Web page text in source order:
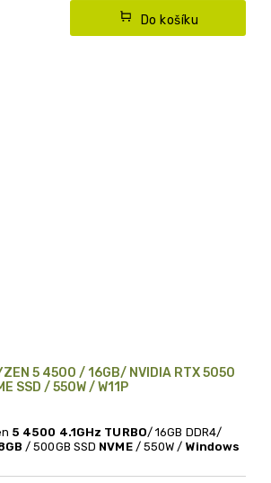
Do košíku
5 4500 / 16GB/ NVIDIA RTX 5050
SSD / 550W / W11P
5 4500 4.1GHz TURBO/ 16GB DDR4/
/ 500GB SSD NVME/ 550W / Windows